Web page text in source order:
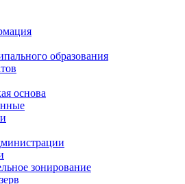
образования
основа
зонирование